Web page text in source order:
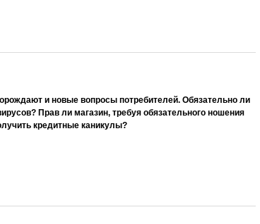
и новые вопросы потребителей. Обязательно ли
Прав ли магазин, требуя обязательного ношения
кредитные каникулы?